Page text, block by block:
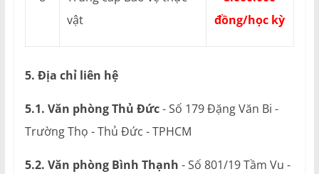
vật
đồng/học kỳ
5. Địa chỉ liên hệ
5.1. Văn phòng Thủ Đức- Số 179 Đặng Văn Bi -
Trường Thọ - Thủ Đức - TPHCM
5.2. Văn phòng Bình Thạnh - Số 801/19 Tầm Vu -